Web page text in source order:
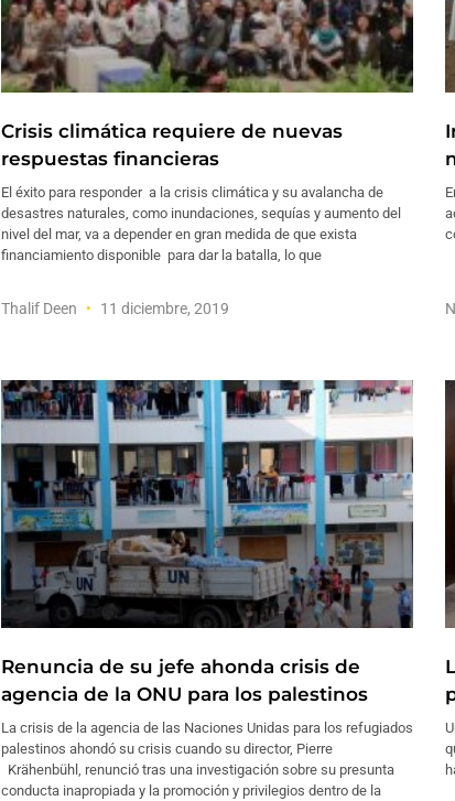
Crisis climática requiere de nuevas
respuestas financieras
El éxito para responder a la crisis climática y su avalancha de
desastres naturales, como inundaciones, sequías y aumento del
nivel del mar, va a depender en gran medida de que exista
financiamiento disponible para dar la batalla, lo que
Thalif Deen 11 diciembre, 2019
Renuncia de su jefe ahonda crisis de
agencia de la ONU para los palestinos
La crisis de la agencia de las Naciones Unidas para los refugiados
palestinos ahondó su crisis cuando su director, Pierre
Krähenbühl, renunció tras una investigación sobre su presunta
conducta inapropiada y la promoción y privilegios dentro de la